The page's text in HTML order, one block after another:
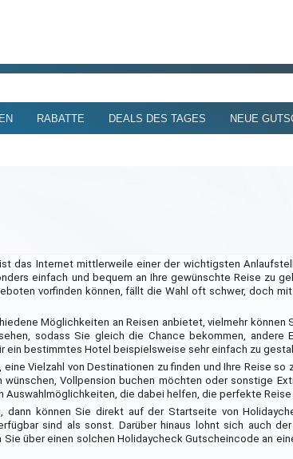
RABATTE DEALS DES TAGES NEUE
das Internet mittlerweile einer der wichtigsten
einfach und bequem an Ihre gewünschte Reise zu
vorfinden können, fällt die Wahl oft schwer, doch
Möglichkeiten an Reisen anbietet, vielmehr können
sodass Sie gleich die Chance bekommen, andere
ein bestimmtes Hotel beispielsweise sehr einfach zu
Vielzahl von Destinationen zu finden und Ihre Reise so
Vollpension buchen möchten oder sonstige
Auswahlmöglichkeiten, die dabei helfen, die perfekte Reise
dann können Sie direkt auf der Startseite von
sind als sonst. Darüber hinaus lohnt sich auch
über einen solchen Holidaycheck Gutscheincode an